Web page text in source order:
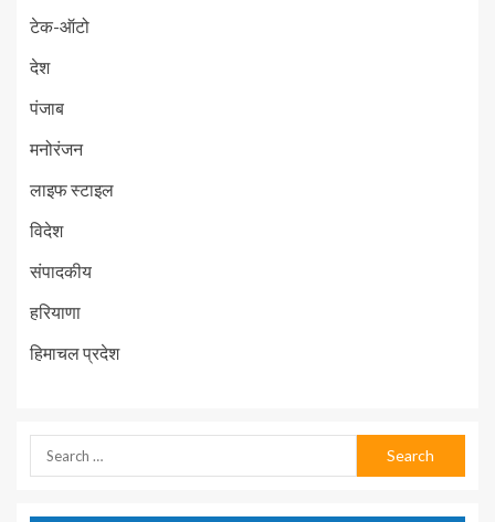
टेक-ऑटो
देश
पंजाब
मनोरंजन
लाइफ स्टाइल
विदेश
संपादकीय
हरियाणा
हिमाचल प्रदेश